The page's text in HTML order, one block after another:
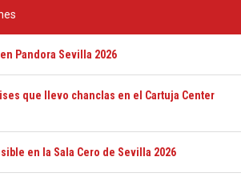
Pandora Sevilla 2026
que llevo chanclas en el Cartuja Center
en la Sala Cero de Sevilla 2026